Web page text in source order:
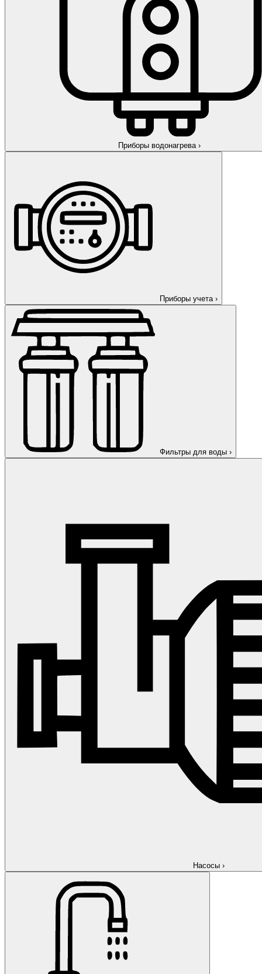
Приборы водонагрева ›
Приборы учета ›
Фильтры для воды ›
Насосы ›